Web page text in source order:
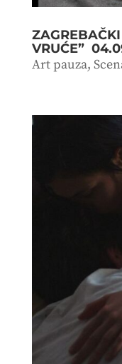
VRUĆE”
Art pauza,